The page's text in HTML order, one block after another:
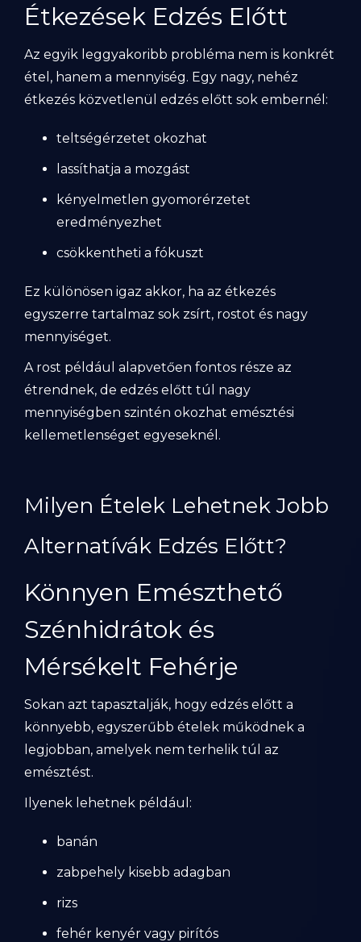
Étkezések Edzés Előtt
Az egyik leggyakoribb probléma nem is konkrét
étel, hanem a mennyiség. Egy nagy, nehéz
étkezés közvetlenül edzés előtt sok embernél:
teltségérzetet okozhat
lassíthatja a mozgást
kényelmetlen gyomorérzetet
eredményezhet
csökkentheti a fókuszt
Ez különösen igaz akkor, ha az étkezés
egyszerre tartalmaz sok zsírt, rostot és nagy
mennyiséget.
A rost például alapvetően fontos része az
étrendnek, de edzés előtt túl nagy
mennyiségben szintén okozhat emésztési
kellemetlenséget egyeseknél.
Milyen Ételek Lehetnek Jobb
Alternatívák Edzés Előtt?
Könnyen Emészthető
Szénhidrátok és
Mérsékelt Fehérje
Sokan azt tapasztalják, hogy edzés előtt a
könnyebb, egyszerűbb ételek működnek a
legjobban, amelyek nem terhelik túl az
emésztést.
Ilyenek lehetnek például:
banán
zabpehely kisebb adagban
rizs
fehér kenyér vagy pirítós